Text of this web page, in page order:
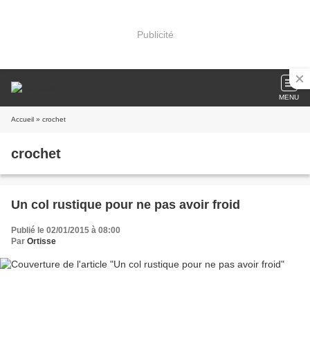
Publicité
MENU
Accueil » crochet
crochet
Un col rustique pour ne pas avoir froid
Publié le 02/01/2015 à 08:00
Par Ortisse